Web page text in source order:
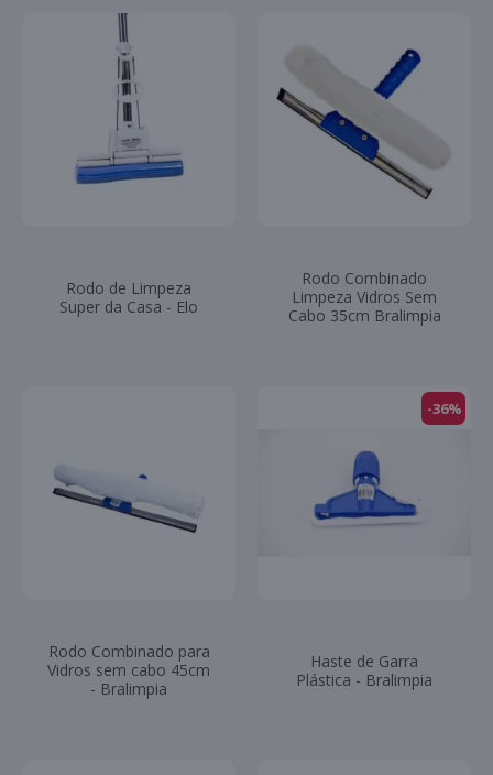
Rodo de Limpeza
Super da Casa - Elo
Rodo Combinado
Limpeza Vidros Sem
Cabo 35cm Bralimpia
Rodo Combinado para
Vidros sem cabo 45cm
- Bralimpia
-36%
Haste de Garra
Plástica - Bralimpia